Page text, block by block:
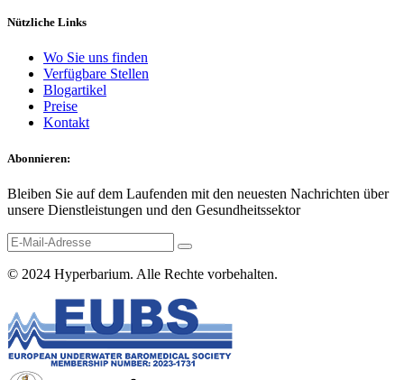
Nützliche Links
Wo Sie uns finden
Verfügbare Stellen
Blogartikel
Preise
Kontakt
Abonnieren:
Bleiben Sie auf dem Laufenden mit den neuesten Nachrichten über
unsere Dienstleistungen und den Gesundheitssektor
© 2024 Hyperbarium. Alle Rechte vorbehalten.